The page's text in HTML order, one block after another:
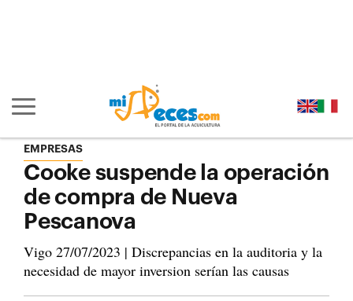
Mostrar/ocultar navegación principal
EMPRESAS
Cooke suspende la operación
de compra de Nueva
Pescanova
Vigo 27/07/2023 | Discrepancias en la auditoria y la
necesidad de mayor inversion serían las causas